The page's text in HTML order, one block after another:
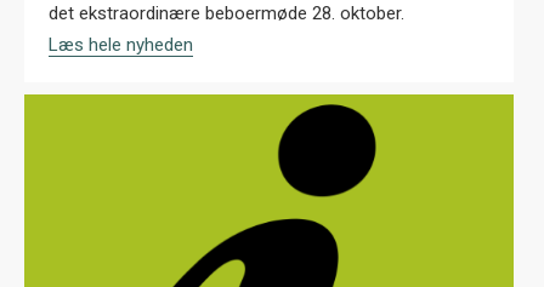
det ekstraordinære beboermøde 28. oktober.
Læs hele nyheden